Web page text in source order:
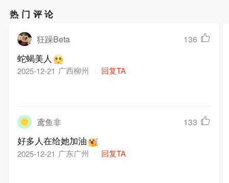
热门评论
狂躁Beta 136
蛇蝎美人
2025-12-21 广西柳州 回复TA
鸢鱼非 133
好多人在给她加油
2025-12-21 广东广州 回复TA